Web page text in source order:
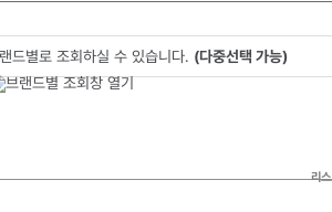
드별로 조회하실 수 있습니다. (다중선택 가능)
리